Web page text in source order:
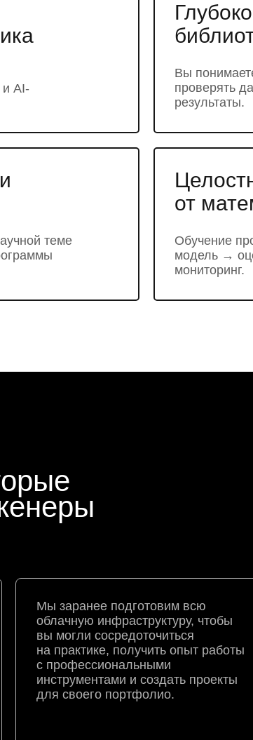
и AI-
теме
Вы
проверять
результаты.
от
Обучение
модель →
мониторинг.
Мы заранее подготовим всю
облачную инфраструктуру, чтобы
вы могли сосредоточиться
на практике, получить опыт работы
с профессиональными
инструментами и создать проекты
для своего портфолио.